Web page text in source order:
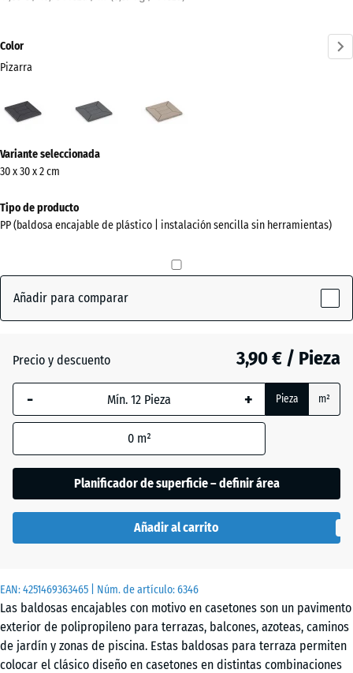
EAN:4251469363465 | Núm. de artículo:6346
Las baldosas encajables con motivo en casetones son un pavimento
exterior de polipropileno para terrazas, balcones, azoteas, caminos
de jardín y zonas de piscina. Estas baldosas para terraza permiten
colocar el clásico diseño en casetones en distintas combinaciones
Color
Pizarra
(active)
información
sobre
los
colores?
colores
Gris
plata
Vainilla
Variante seleccionada
30 x 30 x 2 cm
Tipo de producto
PP (baldosa encajable de plástico | instalación sencilla sin herramientas)
Añadir para comparar
Precio y descuento 3,90 € / Pieza
- + Pieza m²
0 m²
Planificador de superficie – definir área
Añadir al carrito